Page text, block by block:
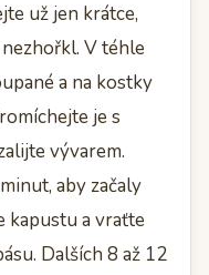
už jen krátce,
V téhle
a na kostky
je s
vývarem.
aby začaly
kapustu a vraťte
Dalších 8 až 12